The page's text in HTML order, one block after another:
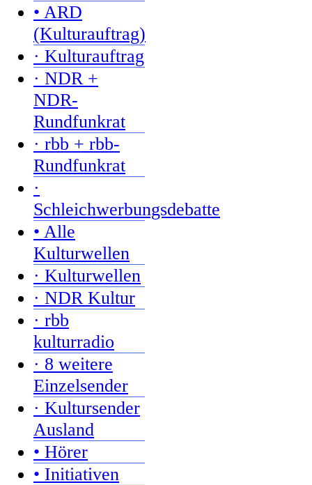
• ARD
(Kulturauftrag)
· Kulturauftrag
· NDR +
NDR-
Rundfunkrat
· rbb + rbb-
Rundfunkrat
·
Schleichwerbungsdebatte
• Alle
Kulturwellen
· Kulturwellen
· NDR Kultur
· rbb
kulturradio
· 8 weitere
Einzelsender
· Kultursender
Ausland
• Hörer
• Initiativen